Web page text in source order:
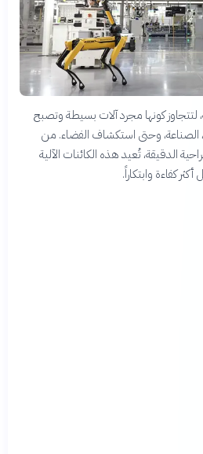
لتتجاوز كونها مجرد آلات بسيطة وتصبح
الصناعة، وحتى استكشاف الفضاء. من
الدقيقة، تُعيد هذه الكائنات الآلية
كفاءة وابتكاراً.